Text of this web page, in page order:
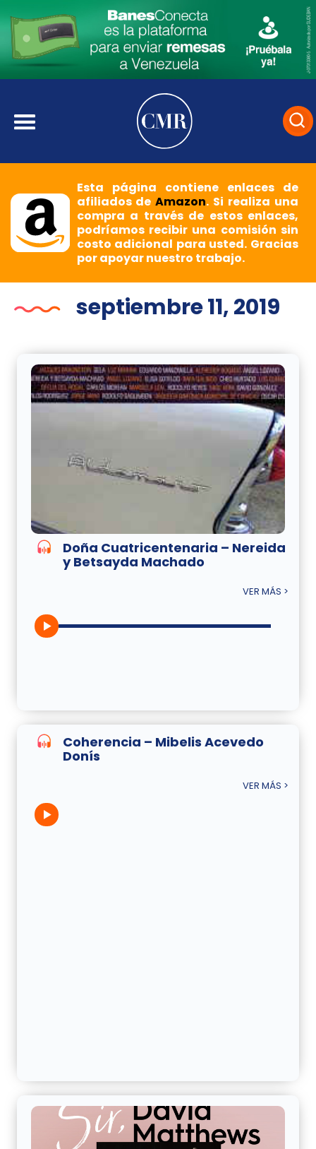
Esta página contiene enlaces de
afiliados deAmazon. Si realiza una
compra a través de estos enlaces,
podríamos recibir una comisión sin
costo adicional para usted. Gracias
por apoyar nuestro trabajo.
septiembre 11, 2019
Doña Cuatricentenaria – Nereida
y Betsayda Machado
VER MÁS >
Coherencia – Mibelis Acevedo
Donís
VER MÁS >